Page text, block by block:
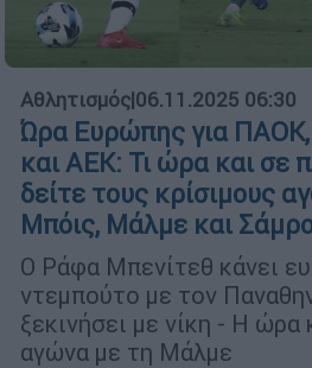
Αθλητισμός|06.11.2025 06:30
Ώρα Ευρώπης για
και ΑΕΚ: Τι ώρα και σε
δείτε τους κρίσιμους
Μπόις, Μάλμε και
Ο Ράφα Μπενίτεθ κάνει
ντεμπούτο με τον
ξεκινήσει με νίκη - Η ώρα
αγώνα με τη Μάλμε